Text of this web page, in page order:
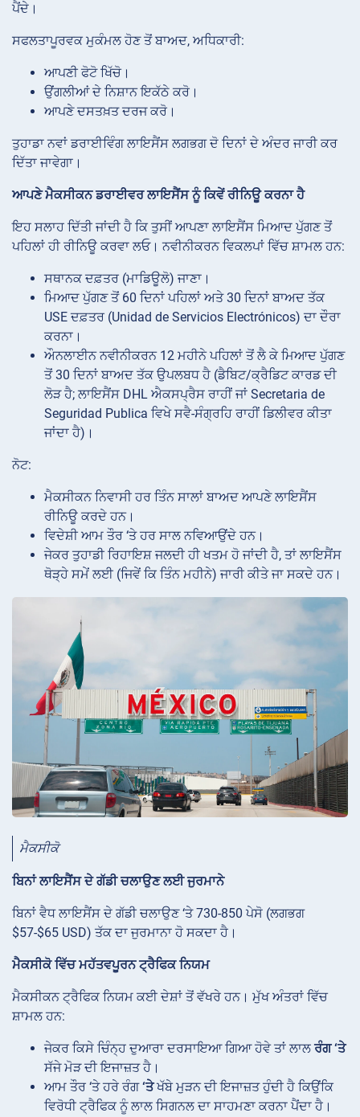
ਪੈਂਦੇ।
ਸਫਲਤਾਪੂਰਵਕ ਮੁਕੰਮਲ ਹੋਣ ਤੋਂ ਬਾਅਦ, ਅਧਿਕਾਰੀ:
ਆਪਣੀ ਫੋਟੋ ਖਿੱਚੋ।
ਉਂਗਲੀਆਂ ਦੇ ਨਿਸ਼ਾਨ ਇਕੱਠੇ ਕਰੋ।
ਆਪਣੇ ਦਸਤਖ਼ਤ ਦਰਜ ਕਰੋ।
ਤੁਹਾਡਾ ਨਵਾਂ ਡਰਾਈਵਿੰਗ ਲਾਇਸੈਂਸ ਲਗਭਗ ਦੋ ਦਿਨਾਂ ਦੇ ਅੰਦਰ ਜਾਰੀ ਕਰ
ਦਿੱਤਾ ਜਾਵੇਗਾ।
ਆਪਣੇ ਮੈਕਸੀਕਨ ਡਰਾਈਵਰ ਲਾਇਸੈਂਸ ਨੂੰ ਕਿਵੇਂ ਰੀਨਿਊ ਕਰਨਾ ਹੈ
ਇਹ ਸਲਾਹ ਦਿੱਤੀ ਜਾਂਦੀ ਹੈ ਕਿ ਤੁਸੀਂ ਆਪਣਾ ਲਾਇਸੈਂਸ ਮਿਆਦ ਪੁੱਗਣ ਤੋਂ
ਪਹਿਲਾਂ ਹੀ ਰੀਨਿਊ ਕਰਵਾ ਲਓ। ਨਵੀਨੀਕਰਨ ਵਿਕਲਪਾਂ ਵਿੱਚ ਸ਼ਾਮਲ ਹਨ:
ਸਥਾਨਕ ਦਫ਼ਤਰ (ਮਾਡਿਊਲੋ) ਜਾਣਾ।
ਮਿਆਦ ਪੁੱਗਣ ਤੋਂ 60 ਦਿਨਾਂ ਪਹਿਲਾਂ ਅਤੇ 30 ਦਿਨਾਂ ਬਾਅਦ ਤੱਕ
USE ਦਫ਼ਤਰ (Unidad de Servicios Electrónicos) ਦਾ ਦੌਰਾ
ਕਰਨਾ।
ਔਨਲਾਈਨ ਨਵੀਨੀਕਰਨ 12 ਮਹੀਨੇ ਪਹਿਲਾਂ ਤੋਂ ਲੈ ਕੇ ਮਿਆਦ ਪੁੱਗਣ
ਤੋਂ 30 ਦਿਨਾਂ ਬਾਅਦ ਤੱਕ ਉਪਲਬਧ ਹੈ (ਡੈਬਿਟ/ਕ੍ਰੈਡਿਟ ਕਾਰਡ ਦੀ
ਲੋੜ ਹੈ; ਲਾਇਸੈਂਸ DHL ਐਕਸਪ੍ਰੈਸ ਰਾਹੀਂ ਜਾਂ Secretaria de
Seguridad Publica ਵਿਖੇ ਸਵੈ-ਸੰਗ੍ਰਹਿ ਰਾਹੀਂ ਡਿਲੀਵਰ ਕੀਤਾ
ਜਾਂਦਾ ਹੈ)।
ਨੋਟ:
ਮੈਕਸੀਕਨ ਨਿਵਾਸੀ ਹਰ ਤਿੰਨ ਸਾਲਾਂ ਬਾਅਦ ਆਪਣੇ ਲਾਇਸੈਂਸ
ਰੀਨਿਊ ਕਰਦੇ ਹਨ।
ਵਿਦੇਸ਼ੀ ਆਮ ਤੌਰ ‘ਤੇ ਹਰ ਸਾਲ ਨਵਿਆਉਂਦੇ ਹਨ।
ਜੇਕਰ ਤੁਹਾਡੀ ਰਿਹਾਇਸ਼ ਜਲਦੀ ਹੀ ਖਤਮ ਹੋ ਜਾਂਦੀ ਹੈ, ਤਾਂ ਲਾਇਸੈਂਸ
ਥੋੜ੍ਹੇ ਸਮੇਂ ਲਈ (ਜਿਵੇਂ ਕਿ ਤਿੰਨ ਮਹੀਨੇ) ਜਾਰੀ ਕੀਤੇ ਜਾ ਸਕਦੇ ਹਨ।
ਮੈਕਸੀਕੋ
ਬਿਨਾਂ ਲਾਇਸੈਂਸ ਦੇ ਗੱਡੀ ਚਲਾਉਣ ਲਈ ਜੁਰਮਾਨੇ
ਬਿਨਾਂ ਵੈਧ ਲਾਇਸੈਂਸ ਦੇ ਗੱਡੀ ਚਲਾਉਣ ‘ਤੇ 730-850 ਪੇਸੋ (ਲਗਭਗ
$57-$65 USD) ਤੱਕ ਦਾ ਜੁਰਮਾਨਾ ਹੋ ਸਕਦਾ ਹੈ।
ਮੈਕਸੀਕੋ ਵਿੱਚ ਮਹੱਤਵਪੂਰਨ ਟ੍ਰੈਫਿਕ ਨਿਯਮ
ਮੈਕਸੀਕਨ ਟ੍ਰੈਫਿਕ ਨਿਯਮ ਕਈ ਦੇਸ਼ਾਂ ਤੋਂ ਵੱਖਰੇ ਹਨ। ਮੁੱਖ ਅੰਤਰਾਂ ਵਿੱਚ
ਸ਼ਾਮਲ ਹਨ:
ਜੇਕਰ ਕਿਸੇ ਚਿੰਨ੍ਹ ਦੁਆਰਾ ਦਰਸਾਇਆ ਗਿਆ ਹੋਵੇ ਤਾਂ ਲਾਲ ਰੰਗ ‘ਤੇ
ਸੱਜੇ ਮੋੜ ਦੀ ਇਜਾਜ਼ਤ ਹੈ।
ਆਮ ਤੌਰ ‘ਤੇ ਹਰੇ ਰੰਗ‘ਤੇਖੱਬੇ ਮੁੜਨ ਦੀ ਇਜਾਜ਼ਤ ਹੁੰਦੀ ਹੈ ਕਿਉਂਕਿ
ਵਿਰੋਧੀ ਟ੍ਰੈਫਿਕ ਨੂੰ ਲਾਲ ਸਿਗਨਲ ਦਾ ਸਾਹਮਣਾ ਕਰਨਾ ਪੈਂਦਾ ਹੈ।